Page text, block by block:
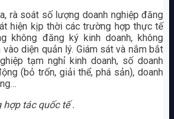
rà soát số lượng doanh nghiệp đăng
hiện kịp thời các trường hợp thực tế
không đăng ký kinh doanh, không
diện quản lý. Giám sát và nắm bắt
tạm nghỉ kinh doanh, số doanh
(bỏ trốn, giải thể, phá sản), doanh
tác quốc tế .